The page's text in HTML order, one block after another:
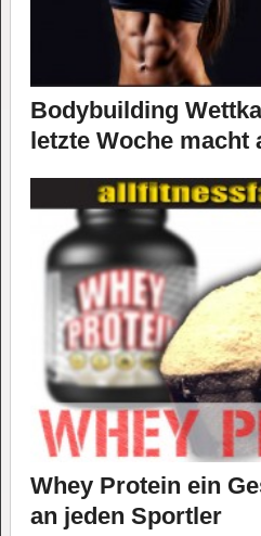
Bodybuilding
letzte Woche macht
Whey Protein ein
an jeden Sportler